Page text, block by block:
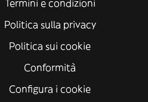
Termini e condizioni
Politica sulla privacy
Politica sui cookie
Conformità
Configura i cookie